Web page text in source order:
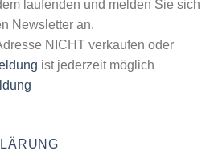
laufenden und melden Sie sich
Newsletter an.
NICHT verkaufen oder
ist jederzeit möglich